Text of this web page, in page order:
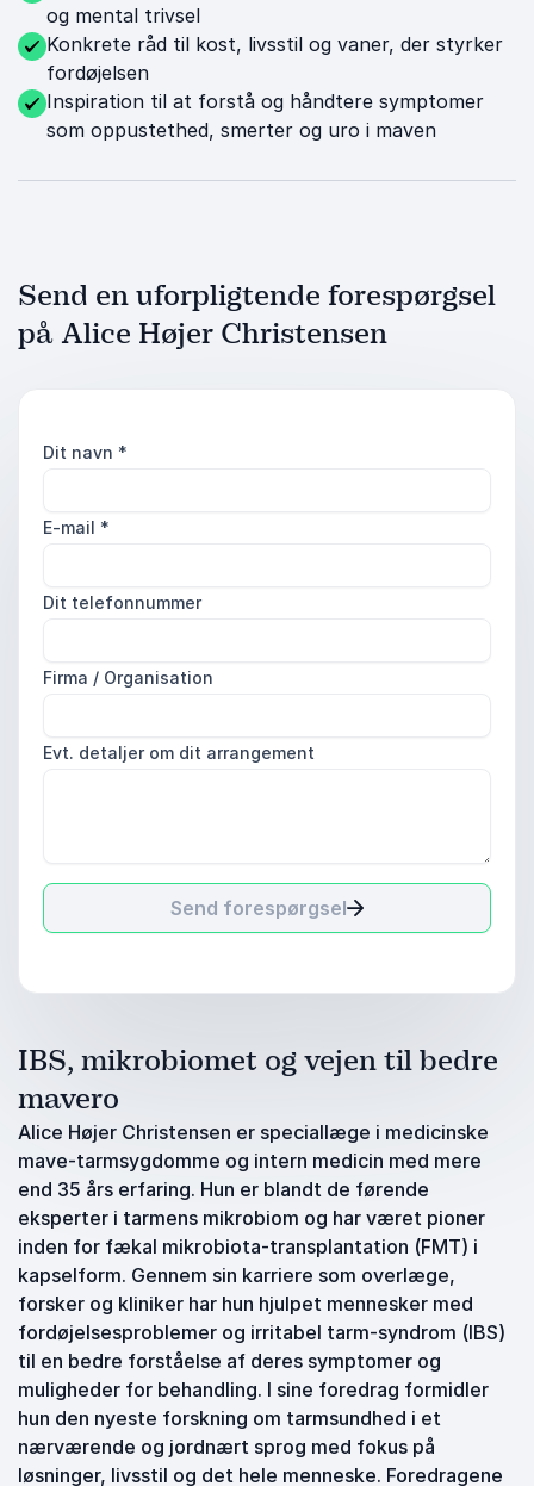
og mental trivsel
Konkrete råd til kost, livsstil og vaner, der styrker
fordøjelsen
Inspiration til at forstå og håndtere symptomer
som oppustethed, smerter og uro i maven
Send en uforpligtende forespørgsel
på Alice Højer Christensen
Dit navn *
E-mail *
Dit telefonnummer
Firma / Organisation
Evt. detaljer om dit arrangement
Send forespørgsel
IBS, mikrobiomet og vejen til bedre
mavero
Alice Højer Christensen er speciallæge i medicinske
mave-tarmsygdomme og intern medicin med mere
end 35 års erfaring. Hun er blandt de førende
eksperter i tarmens mikrobiom og har været pioner
inden for fækal mikrobiota-transplantation (FMT) i
kapselform. Gennem sin karriere som overlæge,
forsker og kliniker har hun hjulpet mennesker med
fordøjelsesproblemer og irritabel tarm-syndrom (IBS)
til en bedre forståelse af deres symptomer og
muligheder for behandling. I sine foredrag formidler
hun den nyeste forskning om tarmsundhed i et
nærværende og jordnært sprog med fokus på
løsninger, livsstil og det hele menneske. Foredragene